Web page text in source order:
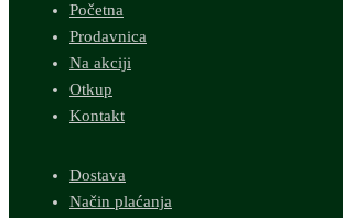
Početna
Prodavnica
Na akciji
Otkup
Kontakt
Dostava
Način plaćanja